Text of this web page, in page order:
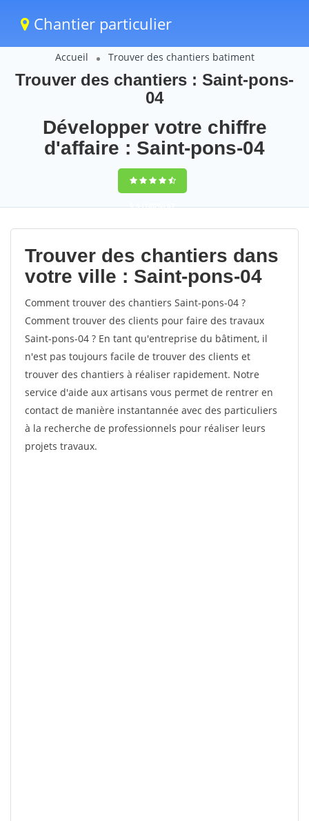
Chantier particulier
Accueil Trouver des chantiers batiment
Trouver des chantiers : Saint-pons-
04
Développer votre chiffre
d'affaire : Saint-pons-04
9,5(100%)67
votes
Trouver des chantiers dans
votre ville : Saint-pons-04
Comment trouver des chantiers Saint-pons-04 ?
Comment trouver des clients pour faire des travaux
Saint-pons-04 ? En tant qu'entreprise du bâtiment, il
n'est pas toujours facile de trouver des clients et
trouver des chantiers à réaliser rapidement. Notre
service d'aide aux artisans vous permet de rentrer en
contact de manière instantannée avec des particuliers
à la recherche de professionnels pour réaliser leurs
projets travaux.